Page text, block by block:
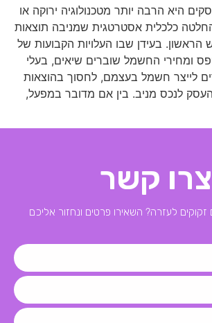
היא הרבה יותר מטכנולוגיה ירוקה או
כלכלית אסטרטגית שמניבה תוצאות
בעידן שבו העלויות הקבועות של
ומחירי החשמל שוברים שיאים, בעלי
לייצר חשמל בעצמם, לחסוך בהוצאות
לנכס מניב. בין אם מדובר במפעל,
צרו קשר
לעזרה? השאירו פרטים ונחזור אליכם